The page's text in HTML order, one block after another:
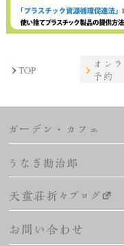
TOP
オン
予約